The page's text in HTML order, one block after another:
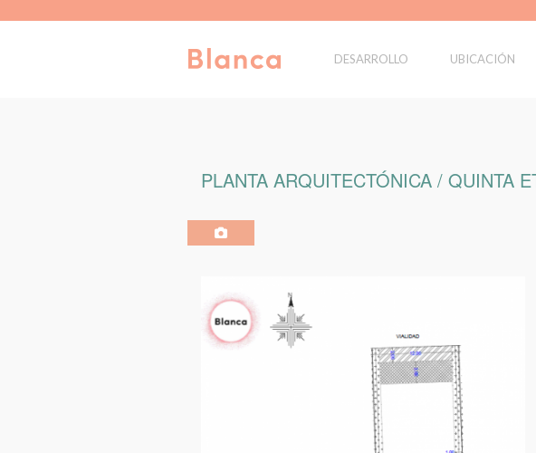
DESARROLLO UBICACIÓN
PLANTA ARQUITECTÓNICA / QUINTA